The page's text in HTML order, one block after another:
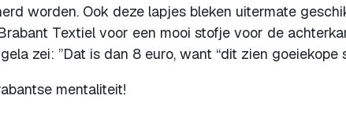
worden. Ook deze lapjes bleken uitermate
Textiel voor een mooi stofje voor de
zei: ”Dat is dan 8 euro, want “dit zien goeiekope
mentaliteit!